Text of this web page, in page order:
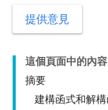
提供意見
這個頁面中的內容
摘要
建構函式和解